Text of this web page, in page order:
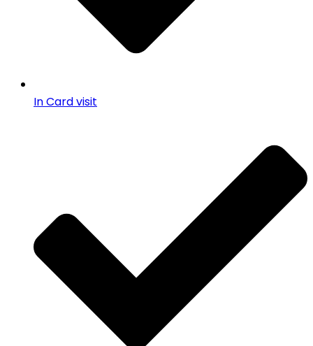
In Card visit